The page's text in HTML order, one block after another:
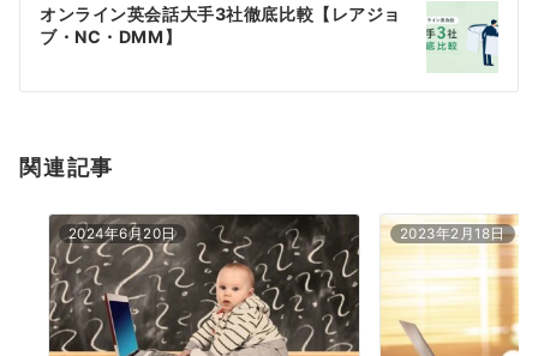
ン
オンライン英会話大手3社徹底比較【レアジョ
ブ・NC・DMM】
関連記事
2024年6月20日 2023年2月18日